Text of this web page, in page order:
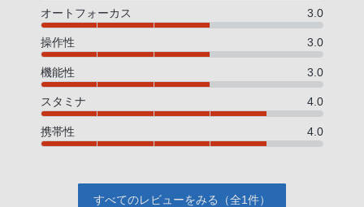
オートフォーカス 3.0
操作性 3.0
機能性 3.0
スタミナ 4.0
携帯性 4.0
すべてのレビューをみる（全1件）